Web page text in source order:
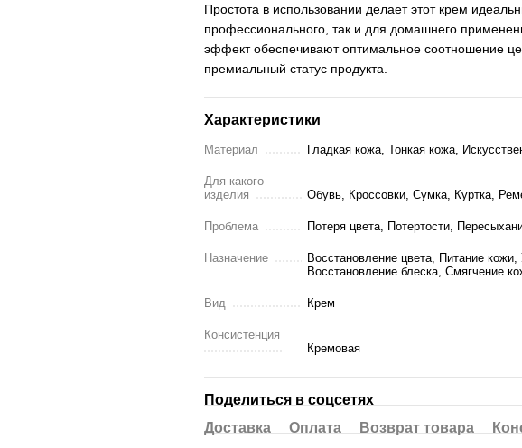
Простота в использовании делает этот крем
профессионального, так и для домашнего
эффект обеспечивают оптимальное соотношение
премиальный статус продукта.
Характеристики
Материал Гладкая кожа, Тонкая кожа,
Для какого
изделия
Обувь, Кроссовки, Сумка, Куртка,
Проблема Потеря цвета, Потертости,
Назначение
Восстановление цвета, Питание
Восстановление блеска, Смягчение
Вид Крем
Консистенция
Кремовая
Поделиться в соцсетях
Доставка
Оплата Возврат товара